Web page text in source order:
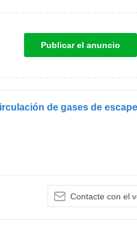
Publicar el anuncio
Contacte con el